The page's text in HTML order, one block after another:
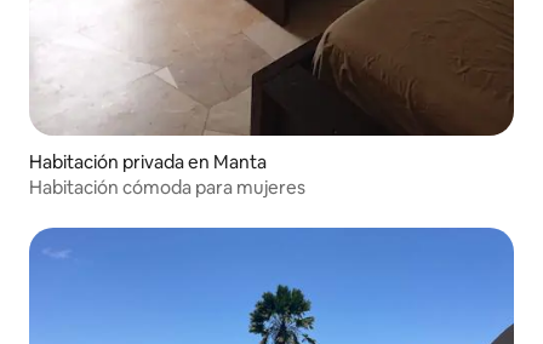
Habitación privada en Manta
Habitación cómoda para mujeres